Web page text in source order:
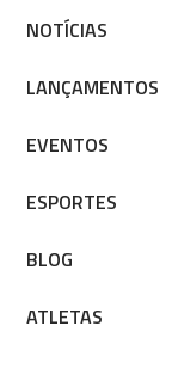
NOTÍCIAS
LANÇAMENTOS
EVENTOS
ESPORTES
BLOG
ATLETAS